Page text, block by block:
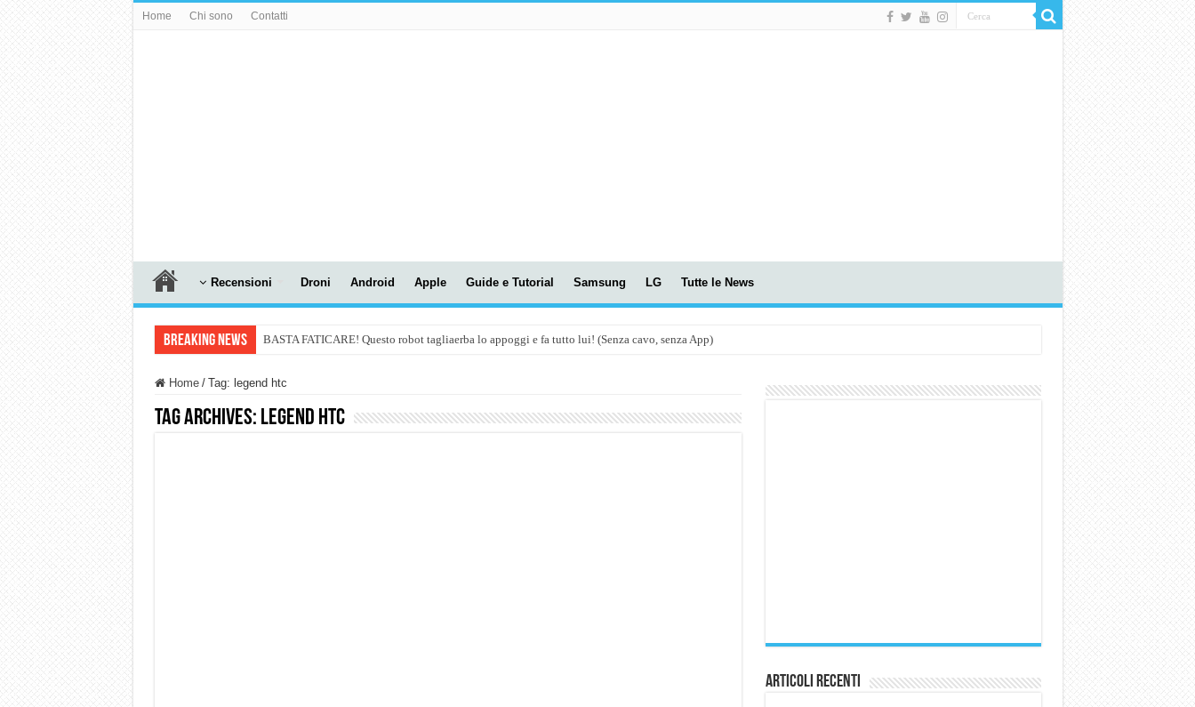
Home Chi sono Contatti
Recensioni Droni Android Apple Guide e Tutorial Samsung LG Tutte le News
Breaking News BASTA FATICARE! Questo robot tagliaerba lo appoggi e fa tutto lui! (Senza cavo, senza App)
Dashcam 70mai A810 Lite: Piccola, 4K e molto efficace. Ecco come va in strada
Home / Tag: legend htc
Tag Archives: legend htc
Articoli Recenti